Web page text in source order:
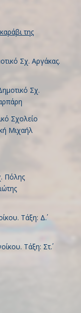
της
Σχ. Αργάκας.
Σχ.
Σχολείο
Μιχαήλ
Πόλης
Τάξη: Δ΄.
Τάξη: Στ΄.